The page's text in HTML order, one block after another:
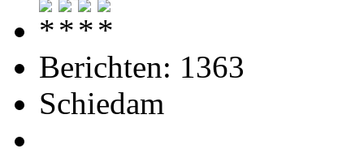
Berichten: 1363
Schiedam